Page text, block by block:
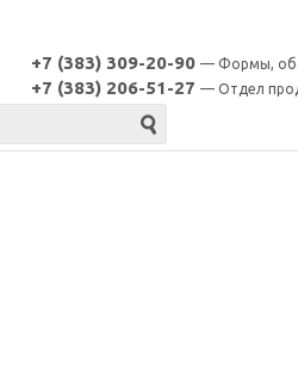
+7 (383) 309-20-90 — Формы,
+7 (383) 206-51-27 — Отдел